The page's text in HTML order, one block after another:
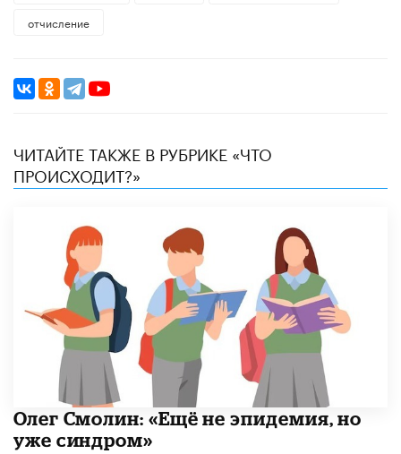
отчисление
ЧИТАЙТЕ ТАКЖЕ В РУБРИКЕ «ЧТО
ПРОИСХОДИТ?»
​Олег Смолин: «Ещё не эпидемия, но
уже синдром»